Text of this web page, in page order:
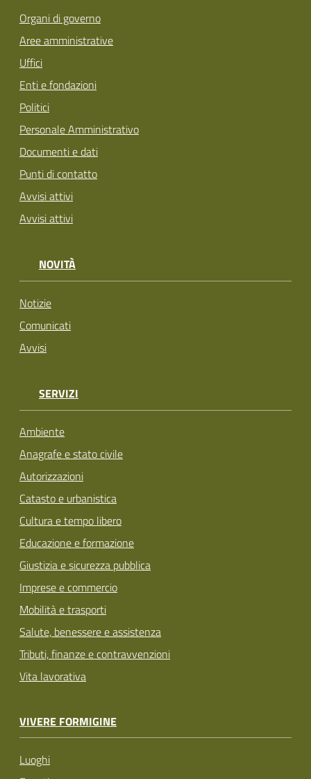
Organi di governo
Aree amministrative
Uffici
Enti e fondazioni
Politici
Personale Amministrativo
Documenti e dati
Punti di contatto
Avvisi attivi
Avvisi attivi
NOVITÀ
Notizie
Comunicati
Avvisi
SERVIZI
Ambiente
Anagrafe e stato civile
Autorizzazioni
Catasto e urbanistica
Cultura e tempo libero
Educazione e formazione
Giustizia e sicurezza pubblica
Imprese e commercio
Mobilità e trasporti
Salute, benessere e assistenza
Tributi, finanze e contravvenzioni
Vita lavorativa
VIVERE FORMIGINE
Luoghi